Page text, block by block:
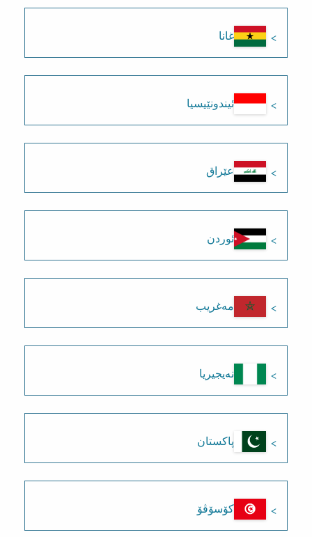
غانا
ئیندونێیسیا
عێراق
ئوردن
مەغریب
نەیجیریا
پاکستان
کۆسۆڤۆ